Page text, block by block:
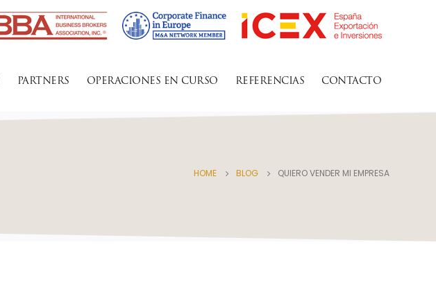
PARTNERS OPERACIONES EN CURSO REFERENCIAS CONTACTO
HOME BLOG QUIERO VENDER MI EMPRESA